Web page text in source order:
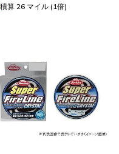
積算 26 マイル (1倍)